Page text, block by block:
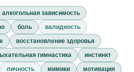
алкогольная зависимость
боль
валидность
восстановление здоровья
гимнастика
инстинкт
личность мимики
мотивация